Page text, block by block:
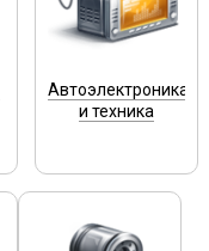
Автоэлектроника
и техника